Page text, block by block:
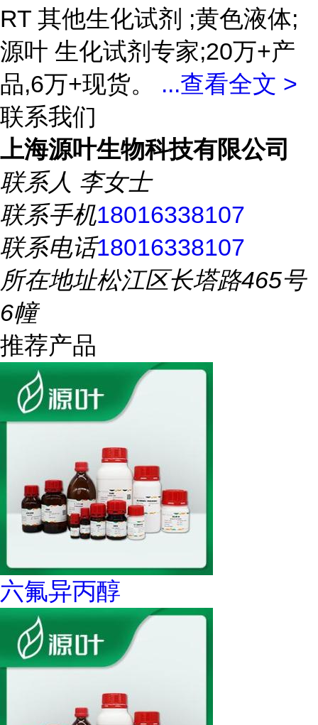
RT 其他生化试剂 ;黄色液体;
源叶 生化试剂专家;20万+产
品,6万+现货。 ...查看全文 >
联系我们
上海源叶生物科技有限公司
联系人 李女士
联系手机18016338107
联系电话18016338107
所在地址松江区长塔路465号
6幢
推荐产品
六氟异丙醇